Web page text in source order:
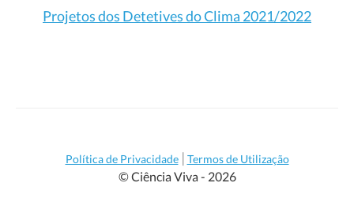
Projetos dos Detetives do Clima 2021/2022
Política de Privacidade| Termos de Utilização
© Ciência Viva - 2026